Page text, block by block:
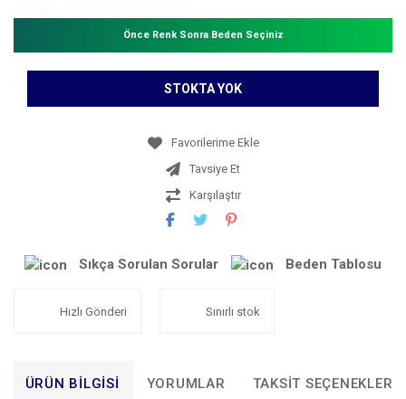
Önce Renk Sonra Beden Seçiniz
STOKTA YOK
Tavsiye Et
Karşılaştır
Sıkça Sorulan Sorular Beden Tablosu
Hızlı Gönderi Sınırlı stok
ÜRÜN BILGISI YORUMLAR TAKSIT SEÇENEKLERI